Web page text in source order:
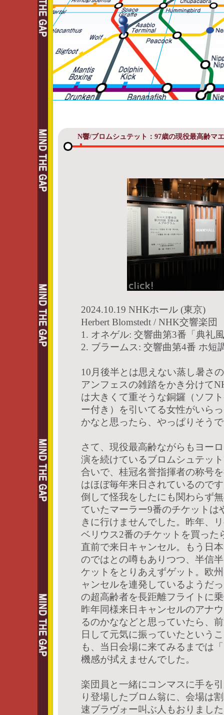
N響/ブロムシュテット：97歳の現役最高齢マ
2024.10.19 NHKホール (東京)
Herbert Blomstedt / NHK交響楽団
1. オネゲル: 交響曲第3番「典礼
2. ブラームス: 交響曲第4番 ホ短
10月後半とは思えない蒸し暑さ
アンフェスの雑踏をかき分けて
は大きくて重そうな銅鑼（ソフ
ー付き）を引いてる女性がいら
かなと思ったら、やっぱりそう
さて、現役最高齢ながらもヨー
演を続けているブロムシュテッ
合いで、桂冠名誉指揮者の称号
はほぼ毎年来日されているので
倒して怪我をしたにも関わらず
ていたマーラー9番のチケットは
きに行けませんでした。昨年、
ベリウス2番のチケットを買った
直前で来日キャンセル。もう日
のではとの噂もありつつ、半信
ケットをとりあえずゲット。欧
ャンセルを連発しているようだ
の超高齢者を長距離フライトに
昨年同様来日キャンセルのアナ
るのかななどと思っていたら、
日して元気に振っていたという
も、当日会場に来てみるまでは
機感が拭えませんでした。
楽団員と一緒にコンマスに手を
り登場したブロム翁に、会場は
速ブラヴォー叫ぶ人もおりまし